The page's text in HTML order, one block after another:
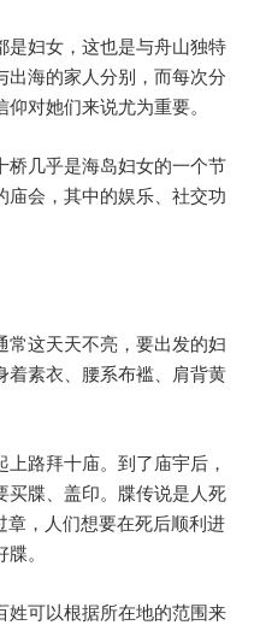
是妇女，这也是与舟山独特
出海的家人分别，而每次分
对她们来说尤为重要。
桥几乎是海岛妇女的一个节
庙会，其中的娱乐、社交功
常这天天不亮，要出发的妇
着素衣、腰系布褴、肩背黄
路拜十庙。到了庙宇后，
买牒、盖印。牒传说是人死
章，人们想要在死后顺利进
。
姓可以根据所在地的范围来